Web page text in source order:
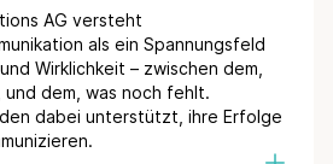
AG versteht
als ein Spannungsfeld
Wirklichkeit – zwischen dem,
dem, was noch fehlt.
dabei unterstützt, ihre Erfolge